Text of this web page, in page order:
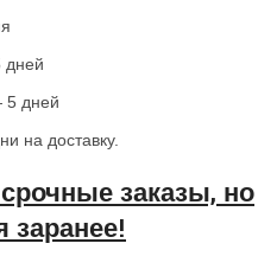
дней
5 дней
на доставку.
заказы, но